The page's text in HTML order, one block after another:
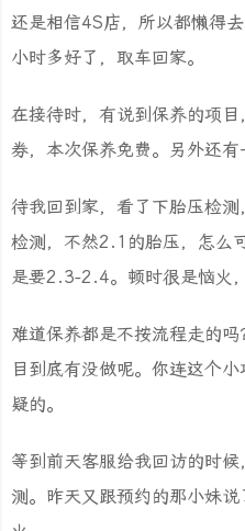
还是相信4S店，所以都懒得
小时多好了，取车回家。
在接待时，有说到保养的项
券，本次保养免费。另外还有
待我回到家，看了下胎压检
检测，不然2.1的胎压，怎么
是要2.3-2.4。顿时很是恼火
难道保养都是不按流程走的
目到底有没做呢。你连这个
疑的。
等到前天客服给我回访的时
测。昨天又跟预约的那小妹